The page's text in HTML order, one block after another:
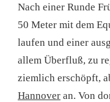
Nach einer Runde
50 Meter mit dem
laufen und einer
allem Überfluß, zu
ziemlich erschöpft,
Hannover an. Von